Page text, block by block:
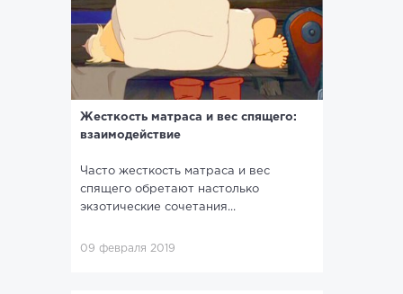
Жесткость матраса и вес спящего:
взаимодействие
Часто жесткость матраса и вес
спящего обретают настолько
экзотические сочетания...
09 февраля 2019